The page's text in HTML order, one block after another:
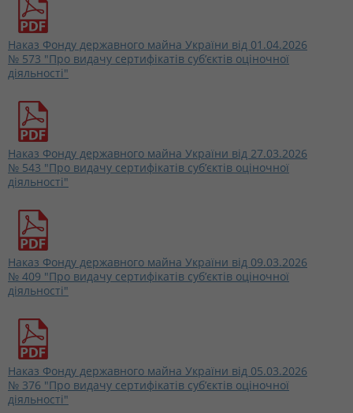
Наказ Фонду державного майна України від 01.04.2026
№ 573 "Про видачу сертифікатів суб’єктів оціночної
діяльності"
Наказ Фонду державного майна України від 27.03.2026
№ 543 "Про видачу сертифікатів суб’єктів оціночної
діяльності"
Наказ Фонду державного майна України від 09.03.2026
№ 409 "Про видачу сертифікатів суб’єктів оціночної
діяльності"
Наказ Фонду державного майна України від 05.03.2026
№ 376 "Про видачу сертифікатів суб’єктів оціночної
діяльності"